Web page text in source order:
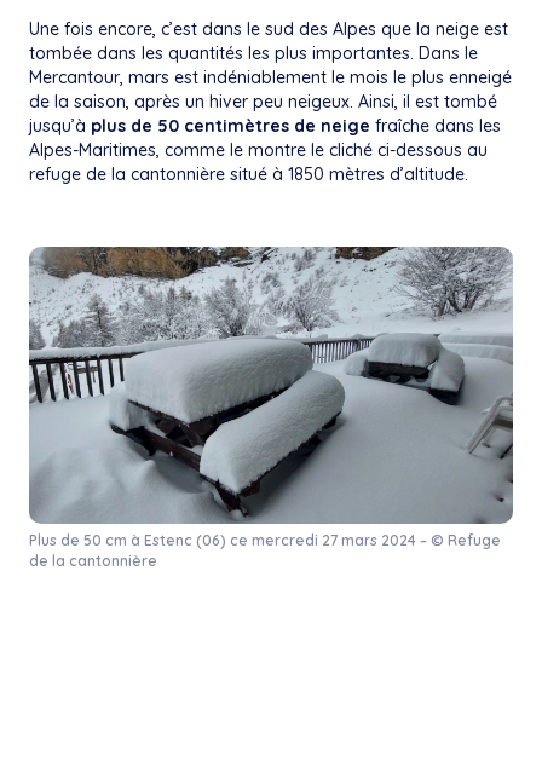
Une fois encore, c’est dans le sud des Alpes que la neige est
tombée dans les quantités les plus importantes. Dans le
Mercantour, mars est indéniablement le mois le plus enneigé
de la saison, après un hiver peu neigeux. Ainsi, il est tombé
jusqu’à plus de 50 centimètres de neige fraîche dans les
Alpes-Maritimes, comme le montre le cliché ci-dessous au
refuge de la cantonnière situé à 1850 mètres d’altitude.
Plus de 50 cm à Estenc (06) ce mercredi 27 mars 2024 – © Refuge
de la cantonnière